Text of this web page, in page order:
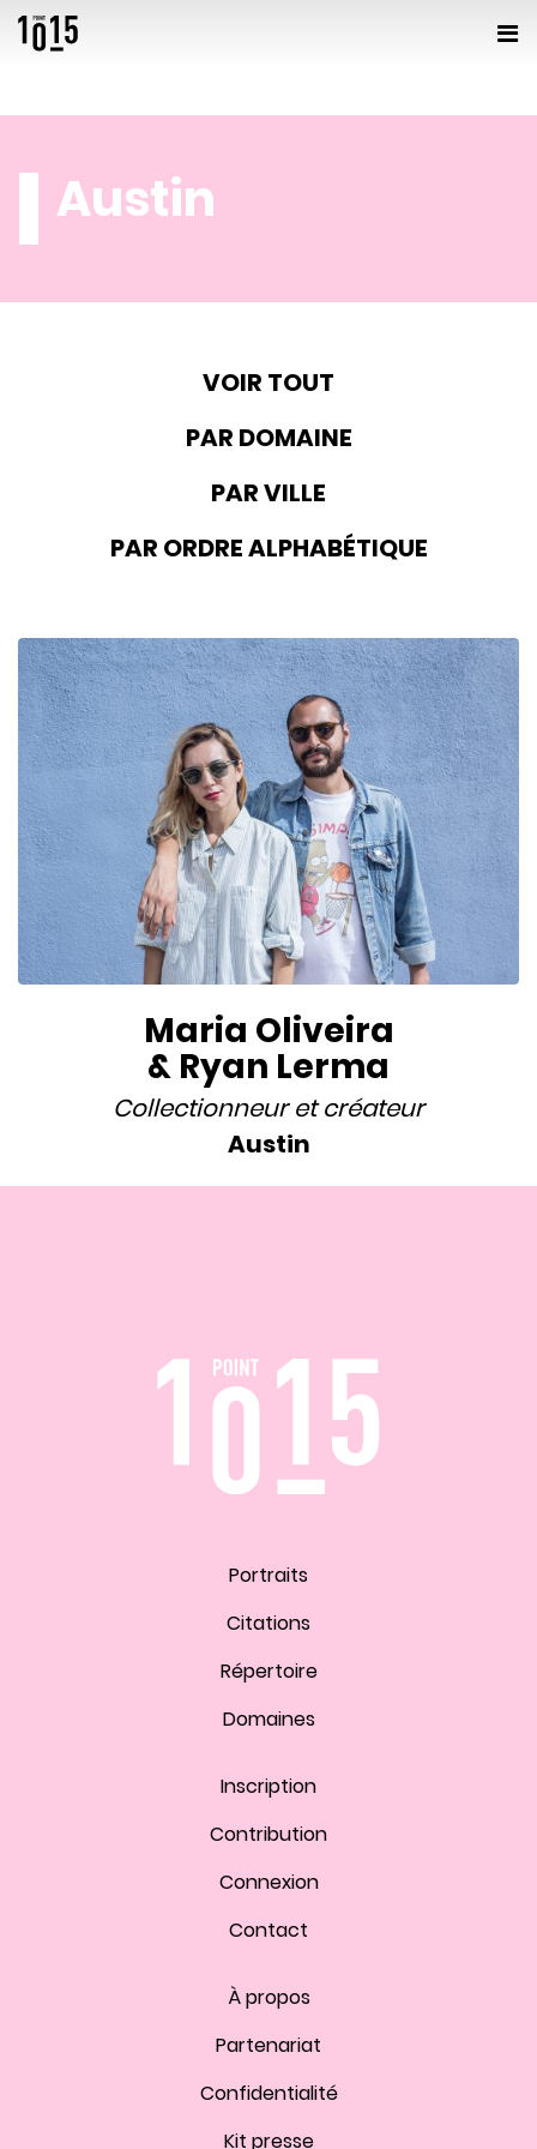
Austin
VOIR TOUT
PAR DOMAINE
PAR VILLE
PAR ORDRE ALPHABÉTIQUE
Maria Oliveira
& Ryan Lerma
Collectionneuretcréateur
Austin
Portraits
Citations
Répertoire
Domaines
Inscription
Contribution
Connexion
Contact
À propos
Partenariat
Confidentialité
Kit presse